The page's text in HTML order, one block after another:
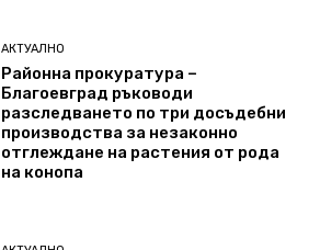
АКТУАЛНО
Районна прокуратура –
Благоевград ръководи
разследването по три досъдебни
производства за незаконно
отглеждане на растения от рода
на конопа